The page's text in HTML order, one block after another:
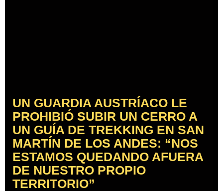
UN GUARDIA AUSTRÍACO LE
PROHIBIÓ SUBIR UN CERRO A
UN GUÍA DE TREKKING EN SAN
MARTÍN DE LOS ANDES: “NOS
ESTAMOS QUEDANDO AFUERA
DE NUESTRO PROPIO
TERRITORIO”